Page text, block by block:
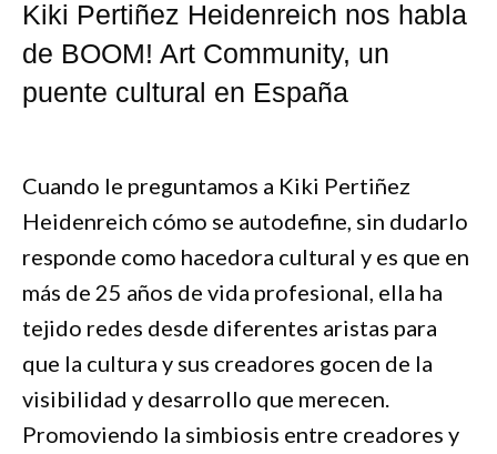
Kiki Pertiñez Heidenreich nos habla
de BOOM! Art Community, un
puente cultural en España
Cuando le preguntamos a Kiki Pertiñez
Heidenreich cómo se autodefine, sin dudarlo
responde como hacedora cultural y es que en
más de 25 años de vida profesional, ella ha
tejido redes desde diferentes aristas para
que la cultura y sus creadores gocen de la
visibilidad y desarrollo que merecen.
Promoviendo la simbiosis entre creadores y